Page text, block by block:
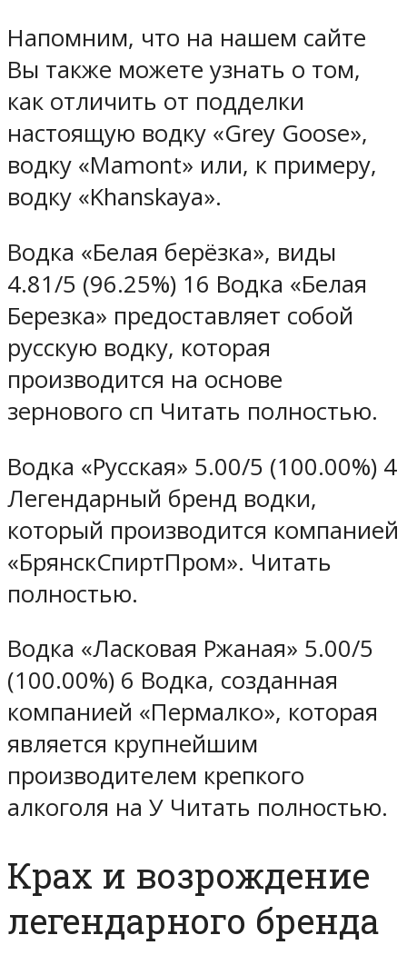
Напомним, что на нашем сайте
Вы также можете узнать о том,
как отличить от подделки
настоящую водку «Grey Goose»,
водку «Mamont» или, к примеру,
водку «Khanskaya».
Водка «Белая берёзка», виды
4.81/5 (96.25%) 16 Водка «Белая
Березка» предоставляет собой
русскую водку, которая
производится на основе
зернового сп Читать полностью.
Водка «Русская» 5.00/5 (100.00%) 4
Легендарный бренд водки,
который производится компанией
«БрянскСпиртПром». Читать
полностью.
Водка «Ласковая Ржаная» 5.00/5
(100.00%) 6 Водка, созданная
компанией «Пермалко», которая
является крупнейшим
производителем крепкого
алкоголя на У Читать полностью.
Крах и возрождение
легендарного бренда